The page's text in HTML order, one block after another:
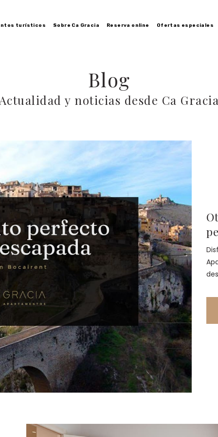
turísticos Sobre Ca Gracia Reserva online Ofertas especiales
Blog
y noticias desde Ca